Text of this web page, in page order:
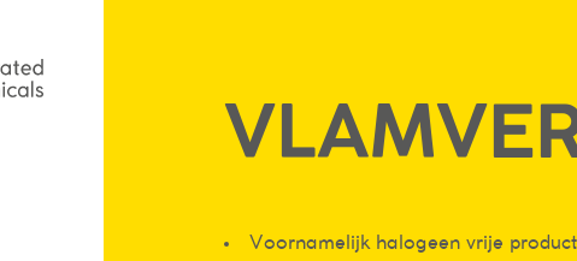
Voornamelijk halogeen vrije